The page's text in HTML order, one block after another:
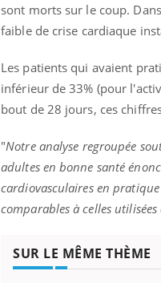
sont morts sur le coup.
faible de crise cardiaque
Les patients qui avaient
inférieur de 33% (pour
bout de 28 jours, ces
"Notre analyse regroupée
adultes en bonne santé
cardiovasculaires en
comparables à celles
SUR LE MÊME THÈME